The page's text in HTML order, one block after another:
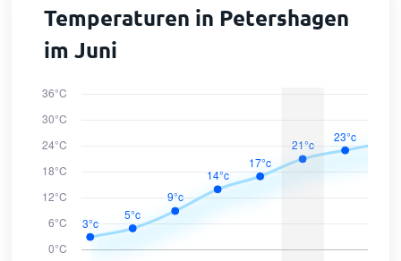
Temperaturen in Petershagen
im Juni